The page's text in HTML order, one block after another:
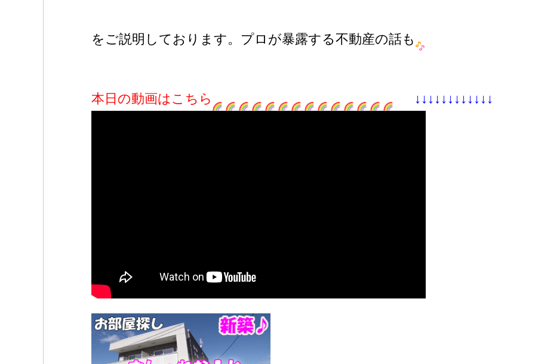
をご説明しております。プロが暴露する不動産の話も
本日の動画はこちら ↓↓↓↓↓↓↓↓↓↓↓↓